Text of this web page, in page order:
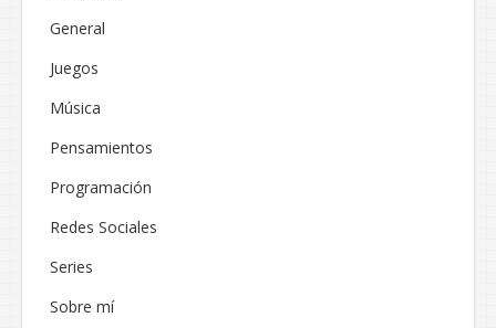
General
Juegos
Música
Pensamientos
Programación
Redes Sociales
Series
Sobre mí